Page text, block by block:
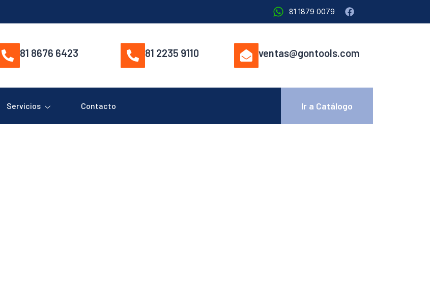
81 1879 0079
81 8676 6423 81 2235 9110 ventas@gontools.com
Servicios Contacto Ir a Catálogo